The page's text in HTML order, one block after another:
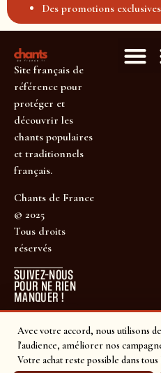
Avec votre accord, nous utilisons
l'audience, améliorer nos
Votre achat reste possible dans tous
Des promotions
Site français de
référence pour
protéger et
découvrir les
chants populaires
et traditionnels
français.
Chants de France
© 2025
Tous droits
réservés
SUIVEZ-NOUS
POUR NE RIEN
MANQUER !